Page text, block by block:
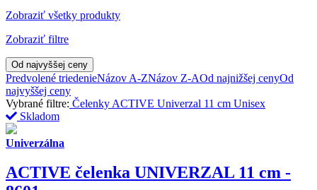
Zobraziť všetky produkty
Zobraziť filtre
Od najvyššej ceny
Predvolené triedenieNázov A-ZNázov Z-AOd najnižšej cenyOd
najvyššej ceny
Vybrané filtre: Čelenky ACTIVE Univerzal 11 cm Unisex
Skladom
Univerzálna
ACTIVE čelenka UNIVERZAL 11 cm -